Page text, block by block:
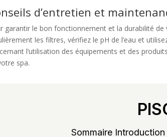
d’entretien et
garantir le bon fonctionnement et la durabilité
les filtres, vérifiez le pH de l’eau et
l’utilisation des équipements et des
spa.
Sommaire